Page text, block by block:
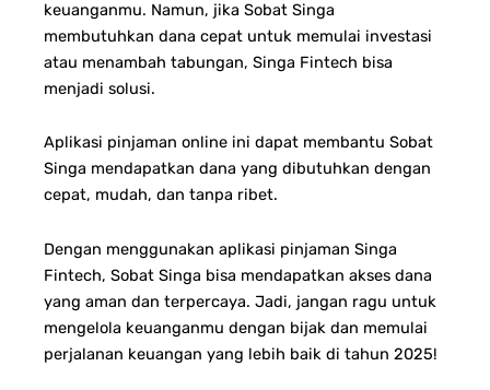
keuanganmu. Namun, jika Sobat Singa
membutuhkan dana cepat untuk memulai investasi
atau menambah tabungan, Singa Fintech bisa
menjadi solusi.
Aplikasi pinjaman online ini dapat membantu Sobat
Singa mendapatkan dana yang dibutuhkan dengan
cepat, mudah, dan tanpa ribet.
Dengan menggunakan aplikasi pinjaman Singa
Fintech, Sobat Singa bisa mendapatkan akses dana
yang aman dan terpercaya. Jadi, jangan ragu untuk
mengelola keuanganmu dengan bijak dan memulai
perjalanan keuangan yang lebih baik di tahun 2025!